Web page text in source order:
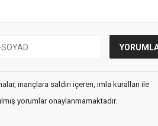
inançlara saldırı içeren, imla kuralları ile
yorumlar onaylanmamaktadır.